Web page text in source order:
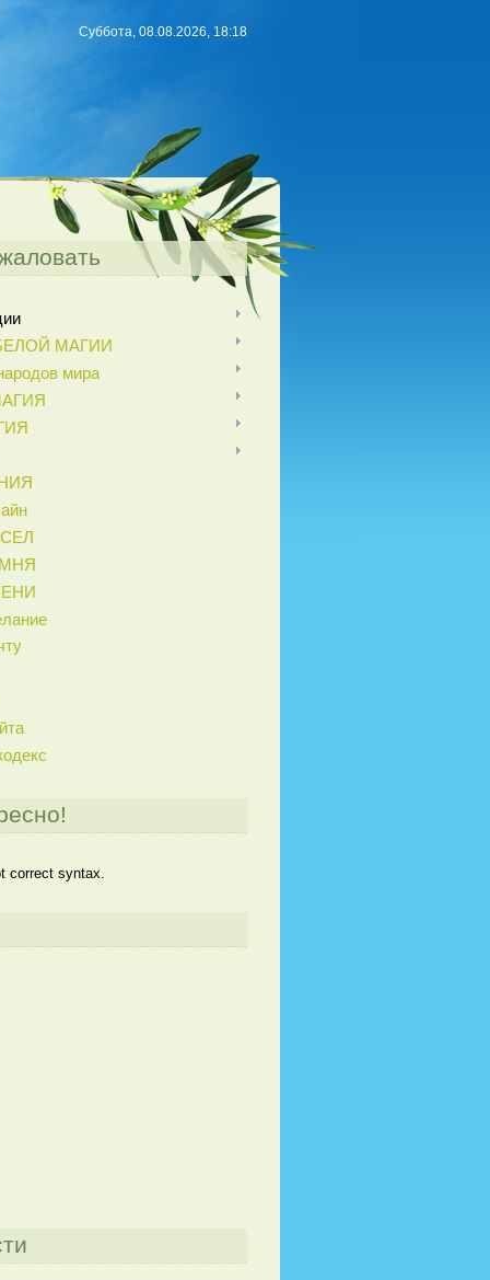
Суббота, 08.08.2026, 18:18
МАГИИ
мира
correct syntax.